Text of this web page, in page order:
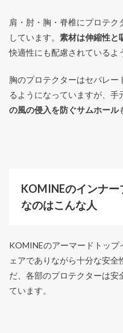
肩・肘・胸・脊椎にプロテク
しています。 素材は伸縮性と
快適性にも配慮されているよ
胸のプロテクターはセパレー
るようになっていますが、手
の風の侵入を防ぐサムホール
KOMINEのインナ
なのはこんな人
KOMINEのアーマードトップ
ェアでありながら十分な安
だ、各部のプロテクターは安
ています。